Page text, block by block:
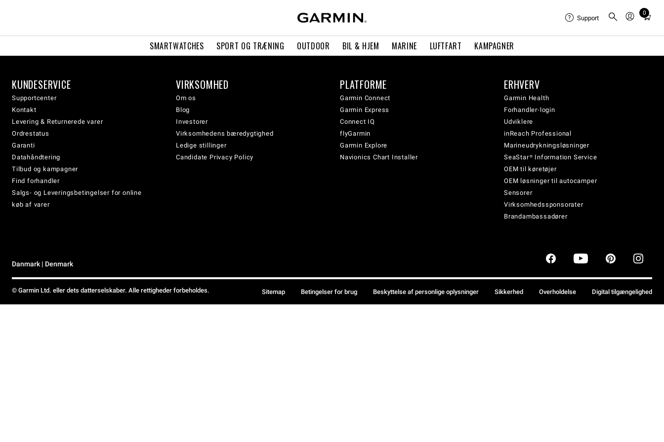
SMARTWATCHES SPORT OG TRÆNING OUTDOOR BIL & HJEM MARINE LUFTFART KAMPAGNER
Support
0
Total
cart:
KUNDESERVICE
Supportcenter
Kontakt
Levering & Returnerede varer
Ordrestatus
Garanti
Datahåndtering
Tilbud og kampagner
Find forhandler
Salgs- og Leveringsbetingelser for online
køb af varer
VIRKSOMHED
Om os
Blog
Investorer
Virksomhedens bæredygtighed
Ledige stillinger
Candidate Privacy Policy
PLATFORME
Garmin Connect
Garmin Express
Connect IQ
flyGarmin
Garmin Explore
Navionics Chart Installer
ERHVERV
Garmin Health
Forhandler-login
Udviklere
inReach Professional
Marineudrykningsløsninger
SeaStar® Information Service
OEM til køretøjer
OEM løsninger til autocamper
Sensorer
Virksomhedssponsorater
Brandambassadører
Danmark | Denmark
© Garmin Ltd. eller dets datterselskaber. Alle rettigheder forbeholdes. Sitemap Betingelser for brug Beskyttelse af personlige oplysninger Sikkerhed Overholdelse Digital tilgængelighed